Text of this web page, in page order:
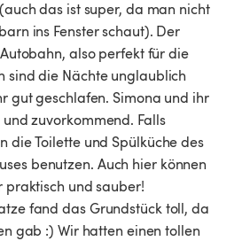
das ist super, da man nicht
ins Fenster schaut). Der
also perfekt für die
sind die Nächte unglaublich
gut geschlafen. Simona und ihr
zuvorkommend. Falls
die Toilette und Spülküche des
benutzen. Auch hier können
praktisch und sauber!
fand das Grundstück toll, da
gab :) Wir hatten einen tollen